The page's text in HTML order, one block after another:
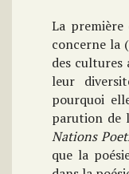
La première
concerne la
des cultures
leur
pourquoi
parution de
Nations
que la